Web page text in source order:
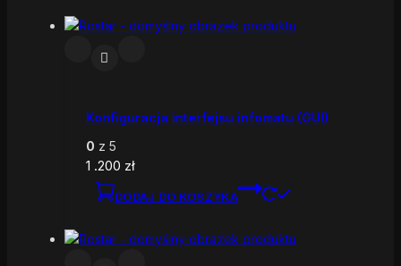
Konfiguracja interfejsu infomatu (GUI)
0 z 5
1 .200 zł
DODAJ DO KOSZYKA